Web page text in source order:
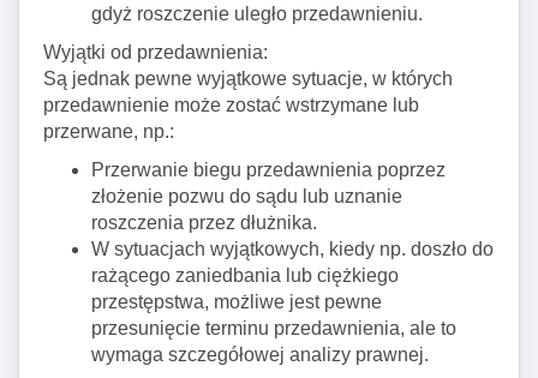
gdyż roszczenie uległo przedawnieniu.
Wyjątki od przedawnienia:
Są jednak pewne wyjątkowe sytuacje, w których
przedawnienie może zostać wstrzymane lub
przerwane, np.:
Przerwanie biegu przedawnienia poprzez
złożenie pozwu do sądu lub uznanie
roszczenia przez dłużnika.
W sytuacjach wyjątkowych, kiedy np. doszło do
rażącego zaniedbania lub ciężkiego
przestępstwa, możliwe jest pewne
przesunięcie terminu przedawnienia, ale to
wymaga szczegółowej analizy prawnej.